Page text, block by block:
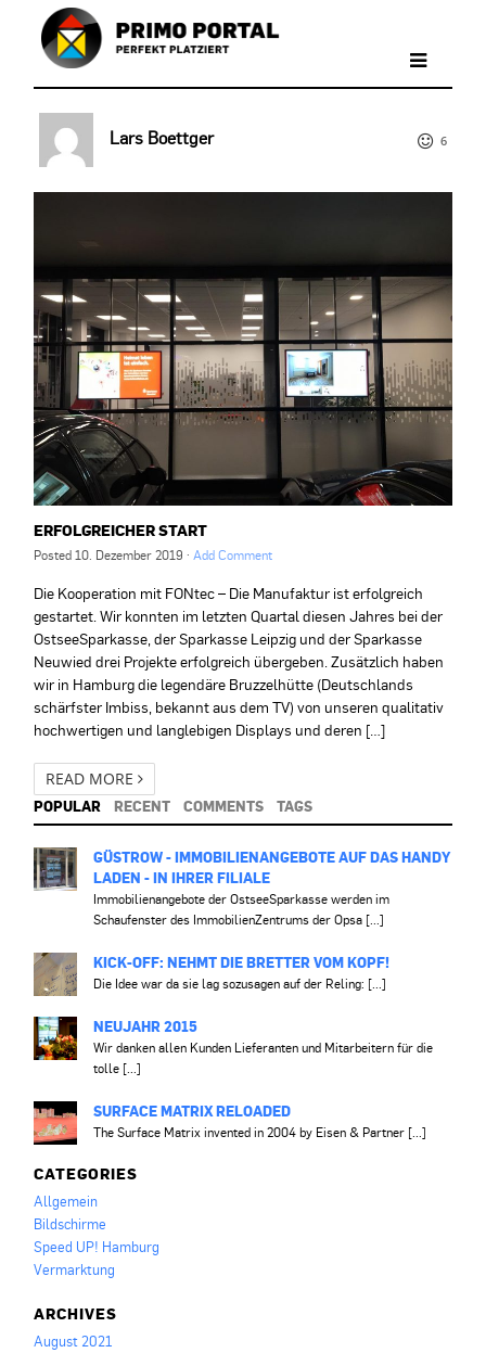
Lars Boettger 6
ERFOLGREICHER START
Posted10. Dezember 2019 ·Add Comment
Die Kooperation mit FONtec – Die Manufaktur ist erfolgreich
gestartet. Wir konnten im letzten Quartal diesen Jahres bei der
OstseeSparkasse, der Sparkasse Leipzig und der Sparkasse
Neuwied drei Projekte erfolgreich übergeben. Zusätzlich haben
wir in Hamburg die legendäre Bruzzelhütte (Deutschlands
schärfster Imbiss, bekannt aus dem TV) von unseren qualitativ
hochwertigen und langlebigen Displays und deren […]
READ MORE
POPULAR RECENT COMMENTS TAGS
GÜSTROW - IMMOBILIENANGEBOTE AUF DAS HANDY
LADEN - IN IHRER FILIALE
Immobilienangebote der OstseeSparkasse werden im
Schaufenster des ImmobilienZentrums der Opsa [...]
KICK-OFF: NEHMT DIE BRETTER VOM KOPF!
Die Idee war da sie lag sozusagen auf der Reling: [...]
NEUJAHR 2015
Wir danken allen Kunden Lieferanten und Mitarbeitern für die
tolle [...]
SURFACE MATRIX RELOADED
The Surface Matrix invented in 2004 by Eisen & Partner [...]
CATEGORIES
Allgemein
Bildschirme
Speed UP! Hamburg
Vermarktung
ARCHIVES
August 2021